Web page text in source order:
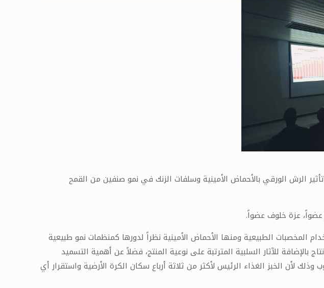
الرش الورقي بالأحماض الأمينية وسلفات الزنك في نمو صنفين من القمح
عزة خلوف عضواً.
المخصبات الطبيعية ومنها الأحماض الأمينية نظراً لدورها كمنظمات نمو طبيعية
للآثار السلبية المترتبة على نوعية المنتج، فضلاً عن أهمية التسميد
لأن الخبز الغذاء الرئيس لأكثر من ثلاثة أرباع سكان الكرة الأرضية واستقرار أي